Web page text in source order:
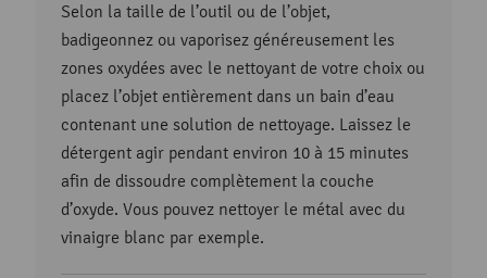
Selon la taille de l’outil ou de l’objet,
badigeonnez ou vaporisez généreusement les
zones oxydées avec le nettoyant de votre choix ou
placez l’objet entièrement dans un bain d’eau
contenant une solution de nettoyage. Laissez le
détergent agir pendant environ 10 à 15 minutes
afin de dissoudre complètement la couche
d’oxyde. Vous pouvez nettoyer le métal avec du
vinaigre blanc par exemple.